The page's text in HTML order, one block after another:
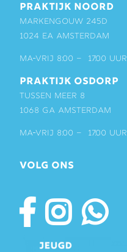
PRAKTIJK NOORD
Markengouw 245D
1024 EA Amsterdam
ma-vrij 8:00 – 17:00 uur
PRAKTIJK OSDORP
Tussen Meer 8
1068 GA Amsterdam
ma-vrij 8:00 – 17:00 uur
VOLG ONS